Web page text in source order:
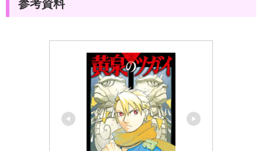
参考資料